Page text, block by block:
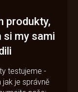
produkty,
si my sami
testujeme -
je správně